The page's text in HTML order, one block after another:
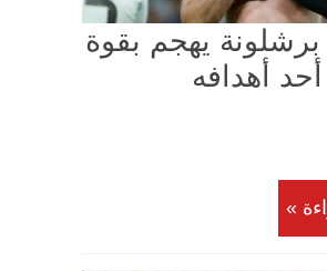
يهجم بقوة
أهدافه
»